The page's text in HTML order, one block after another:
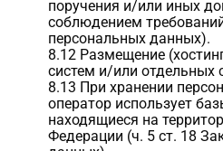
поручения и/или иных
соблюдением
персональных данных).
8.12 Размещение
систем и/или отдельных
8.13 При хранении
оператор использует
находящиеся на
Федерации (ч. 5 ст. 18